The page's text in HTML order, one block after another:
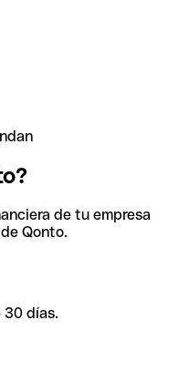
de tu empresa
Qonto.
días.